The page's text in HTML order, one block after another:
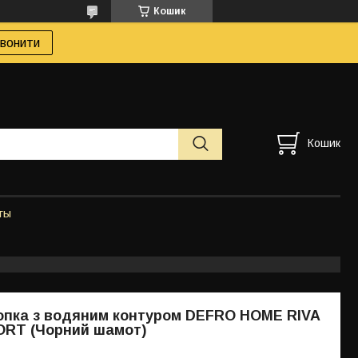
Кошик
Кошик
з водяним контуром DEFRO HOME RIVA
(Чорний шамот)